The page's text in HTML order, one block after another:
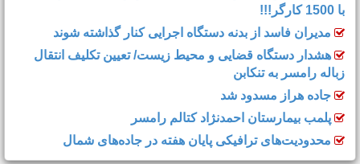
مدیران فاسد از بدنه دستگاه اجرایی کنار گذاشته شوند
هشدار دستگاه قضایی و محیط زیست/ تعیین تکلیف انتقال
زباله رامسر به تنکابن
جاده هراز مسدود شد
پلمب بیمارستان احمدنژاد کتالم رامسر
محدودیت‌های ترافیکی پایان هفته در جاده‌های شمال